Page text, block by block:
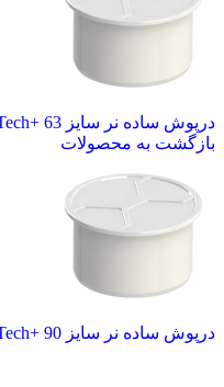
درپوش ساده نر سایز 63 +Si Tech آتاپایپ
بازگشت به محصولات
درپوش ساده نر سایز 90 +Si Tech آتاپایپ